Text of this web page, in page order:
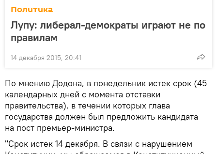
Политика
Лупу: либерал-демократы играют не по
правилам
14 декабря 2015, 20:41
По мнению Додона, в понедельник истек срок (45
календарных дней с момента отставки
правительства), в течении которых глава
государства должен был предложить кандидата
на пост премьер-министра.
"Срок истек 14 декабря. В связи с нарушением